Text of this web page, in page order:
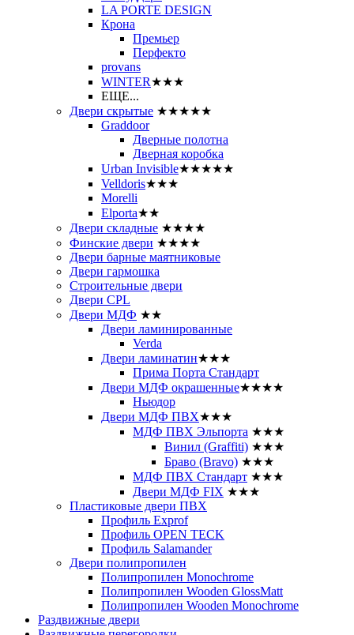
LA PORTE DESIGN
Крона
Премьер
Перфекто
provans
WINTER★★★
ЕЩЕ...
Двери скрытые ★★★★★
Graddoor
Дверные полотна
Дверная коробка
Urban Invisible★★★★★
Velldoris★★★
Morelli
Elporta★★
Двери складные ★★★★
Финские двери ★★★★
Двери барные маятниковые
Двери гармошка
Строительные двери
Двери CРL
Двери МДФ ★★
Двери ламинированные
Verda
Двери ламинатин★★★
Прима Порта Стандарт
Двери МДФ окрашенные★★★★
Ньюдор
Двери МДФ ПВХ★★★
МДФ ПВХ Эльпорта ★★★
Винил (Graffiti) ★★★
Браво (Bravo) ★★★
МДФ ПВХ Стандарт ★★★
Двери МДФ FIX ★★★
Пластиковые двери ПВХ
Профиль Exprof
Профиль OPEN TECK
Профиль Salamander
Двери полипропилен
Полипропилен Monochrome
Полипропилен Wooden GlossMatt
Полипропилен Wooden Monochrome
Раздвижные двери